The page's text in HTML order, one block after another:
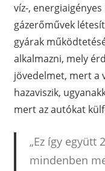
víz-,
gázerőművek
gyárak
alkalmazni, mely
jövedelmet, mert a
hazaviszik,
mert az autókat
„Ez így együtt
mindenben